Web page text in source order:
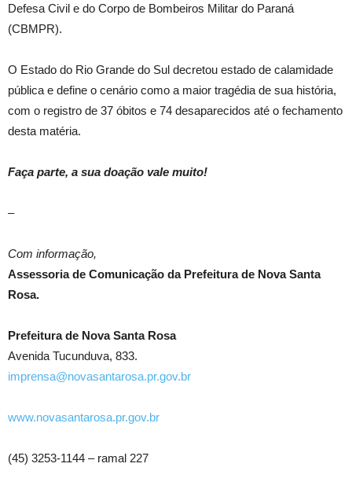
Defesa Civil e do Corpo de Bombeiros Militar do Paraná
(CBMPR).
O Estado do Rio Grande do Sul decretou estado de calamidade
pública e define o cenário como a maior tragédia de sua história,
com o registro de 37 óbitos e 74 desaparecidos até o fechamento
desta matéria.
Faça parte, a sua doação vale muito!
–
Com informação,
Assessoria de Comunicação da Prefeitura de Nova Santa
Rosa.
Prefeitura de Nova Santa Rosa
Avenida Tucunduva, 833.
imprensa@novasantarosa.pr.gov.br
www.novasantarosa.pr.gov.br
(45) 3253-1144 – ramal 227